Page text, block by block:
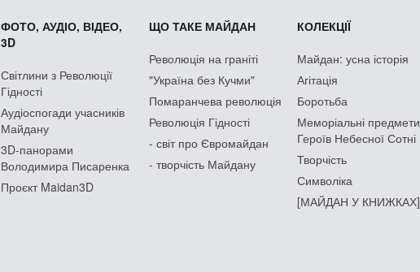
ФОТО, АУДІО, ВІДЕО,
3D
Світлини з Революції
Гідності
Аудіоспогади учасників
Майдану
3D-панорами
Володимира Писаренка
Проєкт Maidan3D
ЩО ТАКЕ МАЙДАН
Революція на граніті
"Україна без Кучми"
Помаранчева революція
Революція Гідності
- світ про Євромайдан
- творчість Майдану
КОЛЕКЦІЇ
Майдан: усна історія
Агітація
Боротьба
Меморіальні предмети
Героїв Небесної Сотні
Творчість
Символіка
[МАЙДАН У КНИЖКАХ]